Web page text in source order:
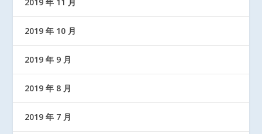
2019 年 11 月
2019 年 10 月
2019 年 9 月
2019 年 8 月
2019 年 7 月